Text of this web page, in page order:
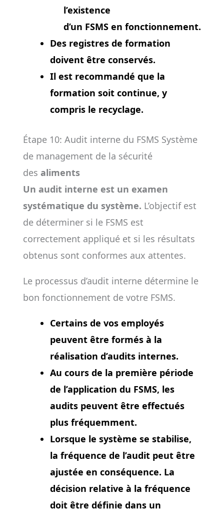
l’existence
d’un FSMS en fonctionnement.
Des registres de formation
doivent être conservés.
Il est recommandé que la
formation soit continue, y
compris le recyclage.
Étape 10: Audit interne du FSMS Système
de management de la sécurité
des aliments
Un audit interne est un examen
systématique du système. L’objectif est
de déterminer si le FSMS est
correctement appliqué et si les résultats
obtenus sont conformes aux attentes.
Le processus d’audit interne détermine le
bon fonctionnement de votre FSMS.
Certains de vos employés
peuvent être formés à la
réalisation d’audits internes.
Au cours de la première période
de l’application du FSMS, les
audits peuvent être effectués
plus fréquemment.
Lorsque le système se stabilise,
la fréquence de l’audit peut être
ajustée en conséquence. La
décision relative à la fréquence
doit être définie dans un